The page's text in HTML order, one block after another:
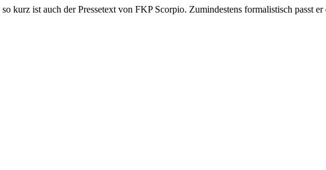
kurz ist auch der Pressetext von FKP Scorpio. Zumindestens formalistisch passt